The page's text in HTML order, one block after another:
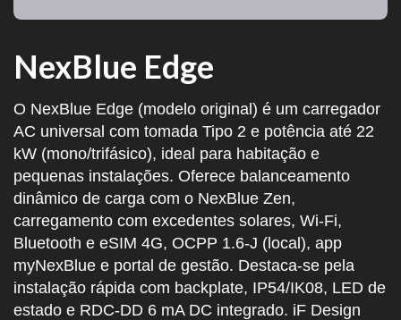
NexBlue Edge
O NexBlue Edge (modelo original) é um carregador
AC universal com tomada Tipo 2 e potência até 22
kW (mono/trifásico), ideal para habitação e
pequenas instalações. Oferece balanceamento
dinâmico de carga com o NexBlue Zen,
carregamento com excedentes solares, Wi-Fi,
Bluetooth e eSIM 4G, OCPP 1.6-J (local), app
myNexBlue e portal de gestão. Destaca-se pela
instalação rápida com backplate, IP54/IK08, LED de
estado e RDC-DD 6 mA DC integrado. iF Design